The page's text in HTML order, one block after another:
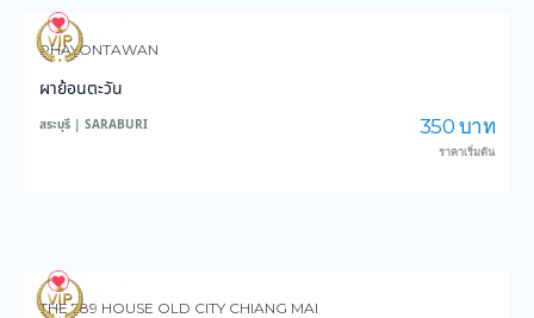
219
PHAYONTAWAN
ผาย้อนตะวัน
สระบุรี | SARABURI 350 บาท
ราคาเริ่มต้น
127
THE 789 HOUSE OLD CITY CHIANG MAI